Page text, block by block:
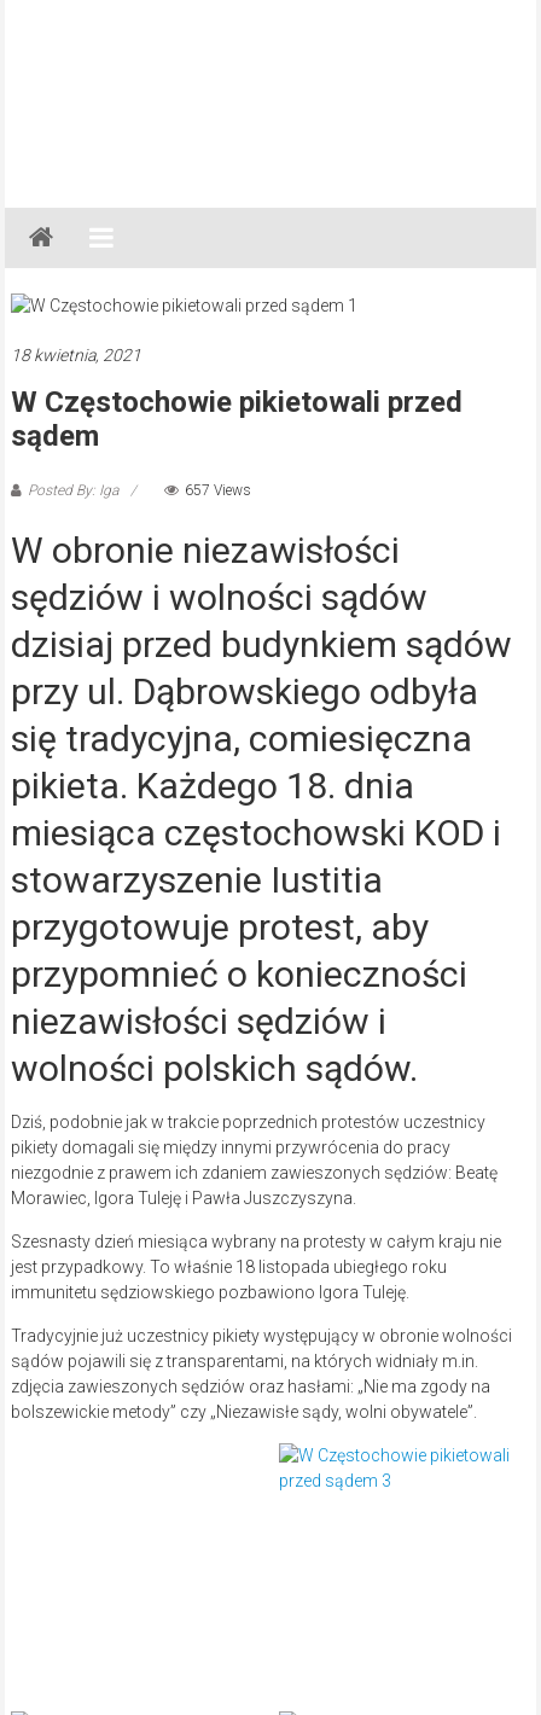
Gazeta
Regionalna
Częstochowa,
Lubliniec,
18 kwietnia, 2021
W Częstochowie pikietowali przed
sądem
Posted By: Iga 657 Views
W obronie niezawisłości
sędziów i wolności sądów
dzisiaj przed budynkiem sądów
przy ul. Dąbrowskiego odbyła
się tradycyjna, comiesięczna
pikieta. Każdego 18. dnia
miesiąca częstochowski KOD i
stowarzyszenie Iustitia
przygotowuje protest, aby
przypomnieć o konieczności
niezawisłości sędziów i
wolności polskich sądów.
Dziś, podobnie jak w trakcie poprzednich protestów uczestnicy
pikiety domagali się między innymi przywrócenia do pracy
niezgodnie z prawem ich zdaniem zawieszonych sędziów: Beatę
Morawiec, Igora Tuleję i Pawła Juszczyszyna.
Szesnasty dzień miesiąca wybrany na protesty w całym kraju nie
jest przypadkowy. To właśnie 18 listopada ubiegłego roku
immunitetu sędziowskiego pozbawiono Igora Tuleję.
Tradycyjnie już uczestnicy pikiety występujący w obronie wolności
sądów pojawili się z transparentami, na których widniały m.in.
zdjęcia zawieszonych sędziów oraz hasłami: „Nie ma zgody na
bolszewickie metody” czy „Niezawisłe sądy, wolni obywatele”.